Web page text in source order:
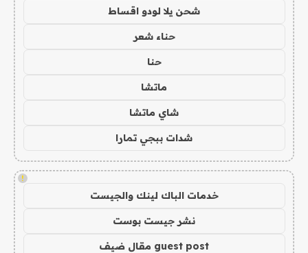
شحن يلا لودو اقساط
حناء شعر
حنا
ماتشا
شاي ماتشا
شدات ببجي تمارا
!
خدمات الباك لينك والجيست
نشر جيست بوست
guest post مقال ضيف